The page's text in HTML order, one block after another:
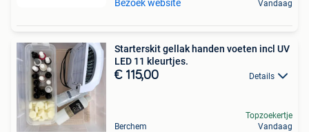
Bezoek website
Vandaag
Starterskit gellak handen voeten incl UV
LED 11 kleurtjes.
€ 115,00 Details
Berchem
Topzoekertje
Vandaag